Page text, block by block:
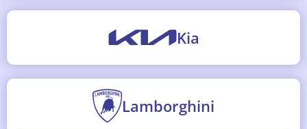
Kia
Lamborghini